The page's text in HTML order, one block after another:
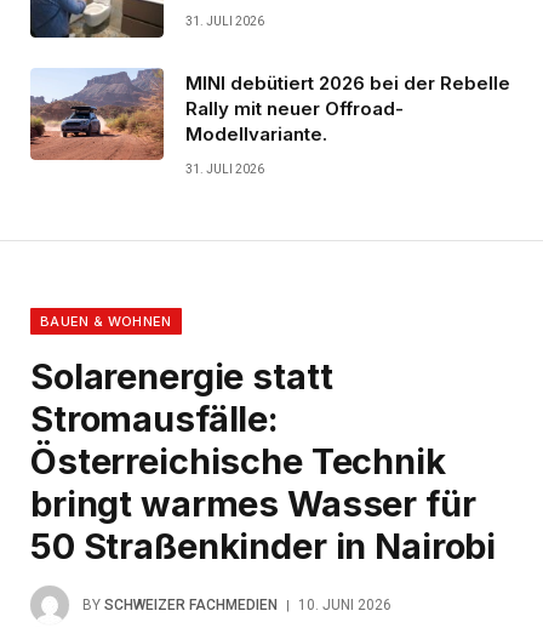
31. JULI 2026
MINI debütiert 2026 bei der Rebelle
Rally mit neuer Offroad-
Modellvariante.
31. JULI 2026
BAUEN & WOHNEN
Solarenergie statt
Stromausfälle:
Österreichische Technik
bringt warmes Wasser für
50 Straßenkinder in Nairobi
BY SCHWEIZER FACHMEDIEN
10. JUNI 2026